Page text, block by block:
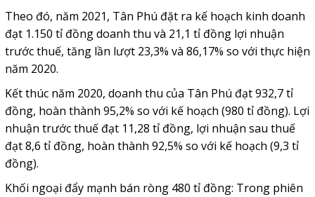
Theo đó, năm 2021, Tân Phú đặt ra kế hoạch kinh doanh
đạt 1.150 tỉ đồng doanh thu và 21,1 tỉ đồng lợi nhuận
trước thuế, tăng lần lượt 23,3% và 86,17% so với thực hiện
năm 2020.
Kết thúc năm 2020, doanh thu của Tân Phú đạt 932,7 tỉ
đồng, hoàn thành 95,2% so với kế hoạch (980 tỉ đồng). Lợi
nhuận trước thuế đạt 11,28 tỉ đồng, lợi nhuận sau thuế
đạt 8,6 tỉ đồng, hoàn thành 92,5% so với kế hoạch (9,3 tỉ
đồng).
Khối ngoại đẩy mạnh bán ròng 480 tỉ đồng: Trong phiên